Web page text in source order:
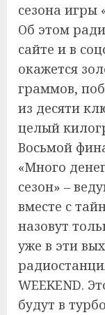
сезона игры
Об этом
сайте и в
окажется
граммов,
из десяти
целый
Восьмой
«Много
сезон» –
вместе с
назовут
уже в эти
WEEKEND.
будут в